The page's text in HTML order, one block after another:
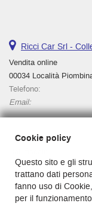
Ricci Car Srl -
Vendita online
00034 Località
Telefono:
Email:
Ricci Car Srl
Via Casilina, km 136,
C.F/P.IVA:03130000601
Cookie policy
Questo sito e gli
trattano dati
fanno uso di
per il